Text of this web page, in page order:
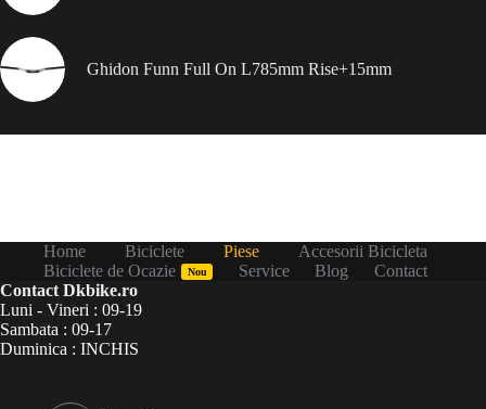
Ghidon Funn Full On L785mm Rise+15mm
Home Biciclete Piese
Accesorii Bicicleta
Biciclete de Ocazie
Nou Service Blog
Contact
Contact Dkbike.ro
Luni - Vineri : 09-19
Sambata : 09-17
Duminica : INCHIS